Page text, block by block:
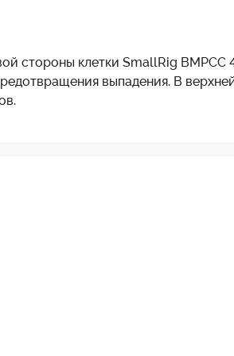
стороны клетки SmallRig
выпадения. В